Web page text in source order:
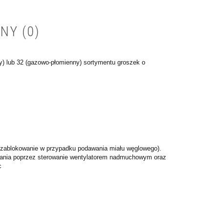
(0)
lub 32 (gazowo-płomienny) sortymentu groszek o
w przypadku podawania miału węglowego).
poprzez sterowanie wentylatorem nadmuchowym oraz